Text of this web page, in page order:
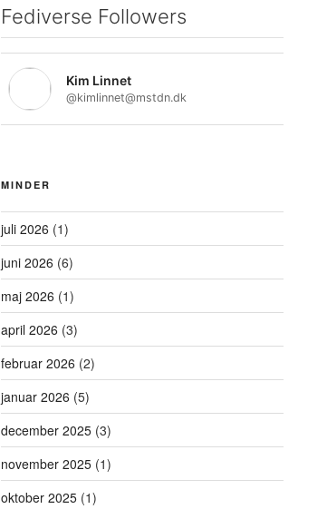
Fediverse Followers
Kim Linnet
@kimlinnet@mstdn.dk
MINDER
juli 2026 (1)
juni 2026 (6)
maj 2026 (1)
april 2026 (3)
februar 2026 (2)
januar 2026 (5)
december 2025 (3)
november 2025 (1)
oktober 2025 (1)